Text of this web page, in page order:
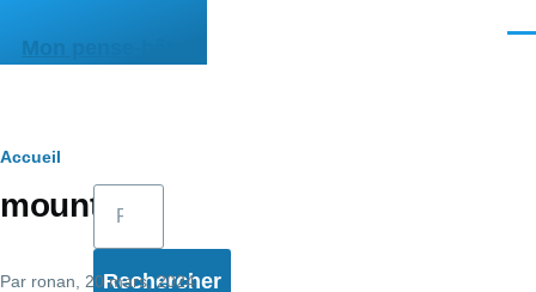
Mon pense-bête
Fil
d'Ariane
Accueil
mount
Par ronan , 20 mars, 2024
Rechercher